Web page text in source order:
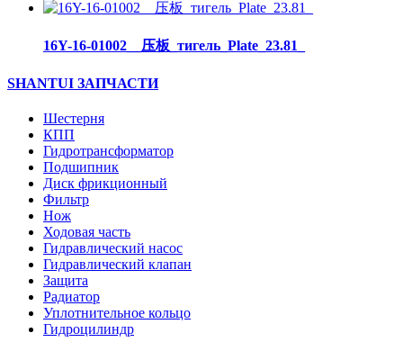
16Y-16-01002__压板_тигель_Plate_23.81_
SHANTUI ЗАПЧАСТИ
Шестерня
КПП
Гидротрансформатор
Подшипник
Диск фрикционный
Фильтр
Нож
Ходовая часть
Гидравлический насос
Гидравлический клапан
Защита
Радиатор
Уплотнительное кольцо
Гидроцилиндр